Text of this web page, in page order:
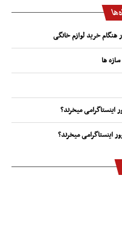
خرید لوازم خانگی
ها
اینستاگرامی میخرند؟
اینستاگرامی میخرند؟